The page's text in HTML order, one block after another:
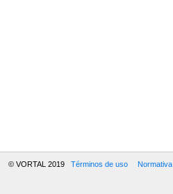
© VORTAL 2019 Términos de uso Normativa